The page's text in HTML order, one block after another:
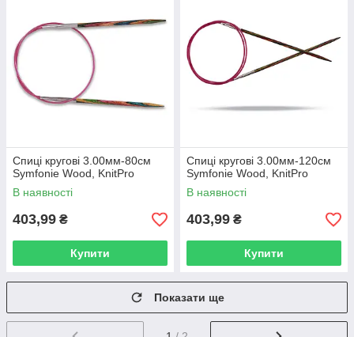
Спиці кругові 3.00мм-80см
Symfonie Wood, KnitPro
В наявності
403,99 ₴
Купити
Спиці кругові 3.00мм-120см
Symfonie Wood, KnitPro
В наявності
403,99 ₴
Купити
Показати ще